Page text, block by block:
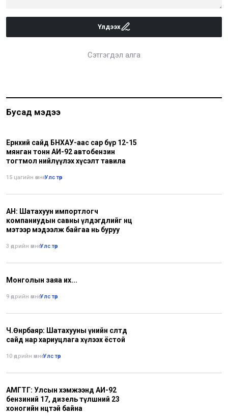
Үлдээх
Сэтгэгдэл алга
Бусад мэдээ
Ерөнхий сайд БНХАУ-аас сар бүр 12-15
мянган тонн АИ-92 автобензин
тогтмол нийлүүлэх хүсэлт тавила
15 цагийн өмнө•Улс төр
АН: Шатахуун импортлогч
компаниудын савны үлдэгдлийг нөөц
мэтээр мэдээлж байгаа нь буруу
3 өдрийн өмнө•Улс төр
Монголын заяа их...
9 өдрийн өмнө•Улс төр
Ч.Өнөрбаяр: Шатахууны үнийн өсөлтөд
сайд нар хариуцлага хүлээх ёстой
10 өдрийн өмнө•Улс төр
АМГТГ: Улсын хэмжээнд АИ-92
бензиний 17, дизель түлшний 23
хоногийн нөөцтэй байна